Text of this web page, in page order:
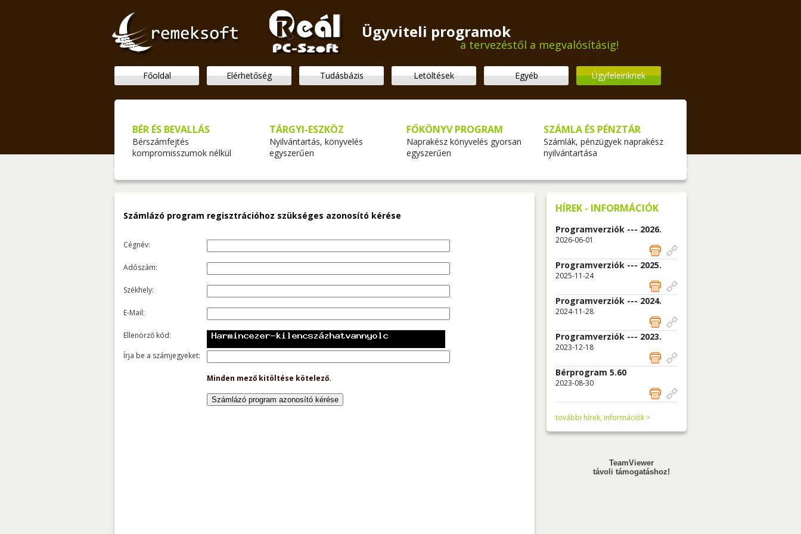
Ügyviteli programok
a tervezéstől a megvalósításig!
Főoldal Elérhetőség Tudásbázis Letöltések Egyéb Ügyfeleinknek
BÉR ÉS BEVALLÁS
Bérszámfejtés
kompromisszumok nélkül
TÁRGYI-ESZKÖZ
Nyilvántartás, könyvelés
egyszerűen
FŐKÖNYV PROGRAM
Naprakész könyvelés gyorsan
egyszerűen
SZÁMLA ÉS PÉNZTÁR
Számlák, pénzügyek naprakész
nyilvántartása
Számlázó program regisztrációhoz szükséges azonosító kérése
Cégnév:
Adószám:
Székhely:
E-Mail:
Ellenörző kód:
Írja be a számjegyeket:
Minden mező kitöltése kötelező.
HÍREK - INFORMÁCIÓK
Programverziók --- 2026.
2026-06-01
Programverziók --- 2025.
2025-11-24
Programverziók --- 2024.
2024-11-28
Programverziók --- 2023.
2023-12-18
Bérprogram 5.60
2023-08-30
további hírek, információk >
TeamViewer
távoli támogatáshoz!